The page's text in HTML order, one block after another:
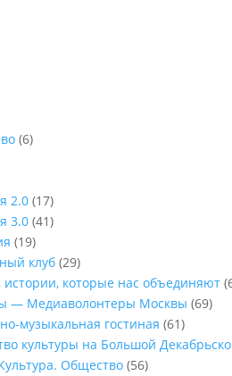
(6)
2.0 (17)
3.0 (41)
(19)
клуб (29)
которые нас объединяют
— Медиаволонтеры Москвы (69)
музыкальная гостиная (61)
культуры на Большой
Общество (56)